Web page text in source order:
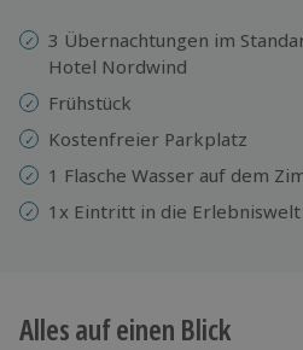
10 Jahre gültig & verlängerbar.
3 Übernachtungen im
Hotel Nordwind
Frühstück
Kostenfreier Parkplatz
1 Flasche Wasser auf dem
1x Eintritt in die Erlebniswelt
Alles auf einen Blick